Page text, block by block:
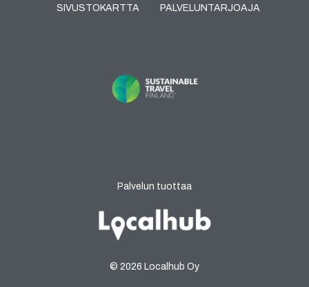
SIVUSTOKARTTA PALVELUNTARJOAJA
Palvelun tuottaa
© 2026 Localhub Oy